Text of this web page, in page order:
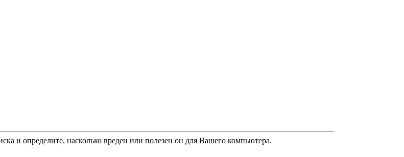
и определите, насколько вреден или полезен он для Вашего компьютера.